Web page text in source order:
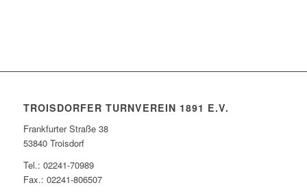
TROISDORFER TURNVEREIN 1891 E.V.
Frankfurter Straße 38
53840 Troisdorf
Tel.: 02241-70989
Fax.: 02241-806507